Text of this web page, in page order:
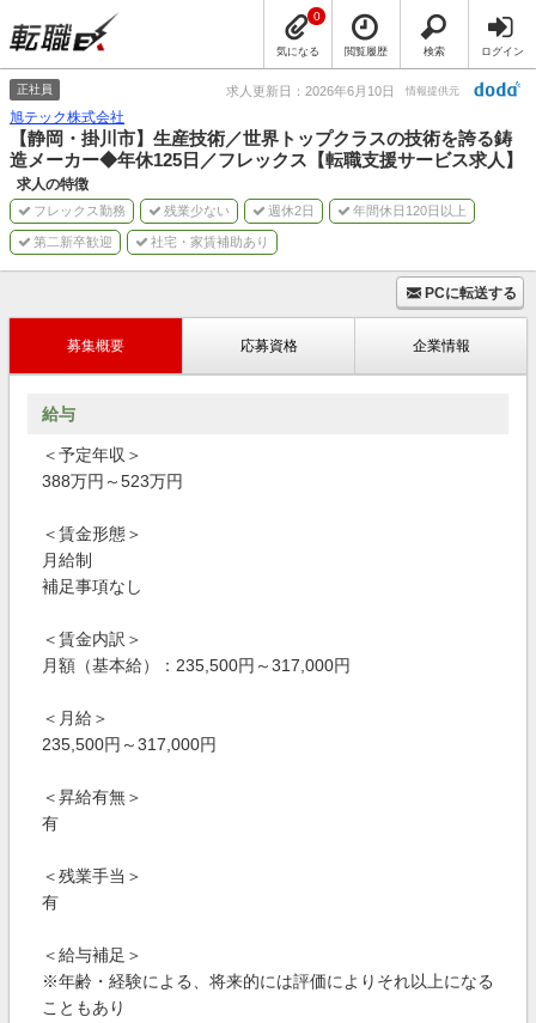
気になる
0
閲覧履歴 検索 ログイン
正社員 求人更新日：2026年6月10日 情報提供元
旭テック株式会社
【静岡・掛川市】生産技術／世界トップクラスの技術を誇る鋳
造メーカー◆年休125日／フレックス【転職支援サービス求人】
求人の特徴
フレックス勤務 残業少ない 週休2日 年間休日120日以上
第二新卒歓迎 社宅・家賃補助あり
PCに転送する
募集概要 応募資格 企業情報
給与
＜予定年収＞
388万円～523万円
＜賃金形態＞
月給制
補足事項なし
＜賃金内訳＞
月額（基本給）：235,500円～317,000円
＜月給＞
235,500円～317,000円
＜昇給有無＞
有
＜残業手当＞
有
＜給与補足＞
※年齢・経験による、将来的には評価によりそれ以上になる
こともあり